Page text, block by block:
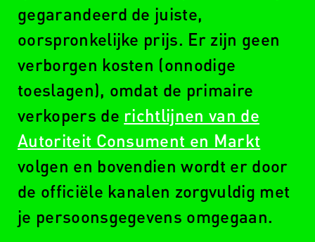
www.ticketswap.nl
LET
OP!
gegarandeerd de juiste,
oorspronkelijke prijs. Er zijn geen
verborgen kosten (onnodige
toeslagen), omdat de primaire
verkopers de richtlijnen van de
Autoriteit Consument en Markt
volgen en bovendien wordt er door
de officiële kanalen zorgvuldig met
je persoonsgegevens omgegaan.